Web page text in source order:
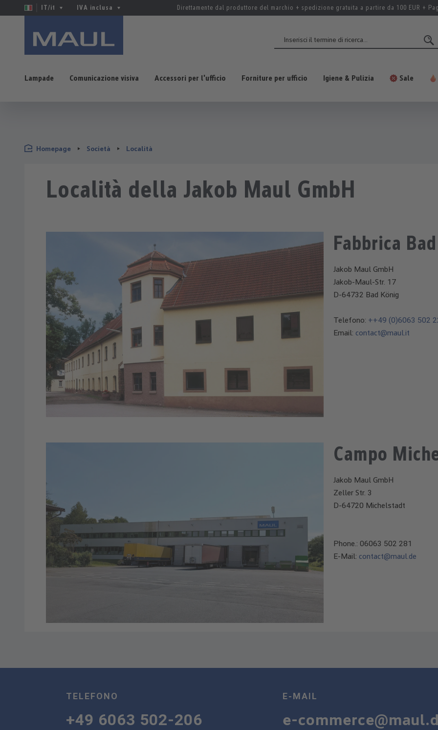
IT/it IVA inclusa Direttamente dal produttore del marchio + spedizione gratuita a partire da 100 EUR +
Lampade Comunicazione visiva Accessori per l'ufficio Forniture per ufficio Igiene & Pulizia Sale
Homepage Società Località
Località della Jakob Maul GmbH
Fabbrica
Jakob Maul GmbH
Jakob-Maul-Str. 17
D-64732 Bad König
Telefono: ++49 (0)6063 502
Email: contact@maul.it
Campo
Jakob Maul GmbH
Zeller Str. 3
D-64720 Michelstadt
Phone.: 06063 502 281
E-Mail: contact@maul.de
TELEFONO
+49 6063 502-206
E-MAIL
e-